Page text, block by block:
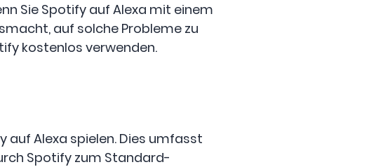
Sie Spotify auf Alexa mit einem
auf solche Probleme zu
kostenlos verwenden.
auf Alexa spielen. Dies umfasst
Spotify zum Standard-